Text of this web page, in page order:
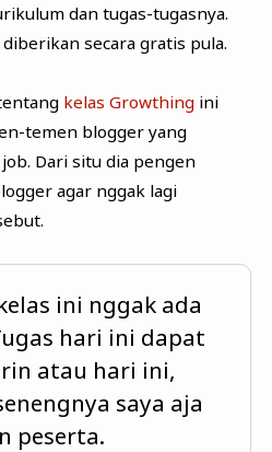
dan tugas-tugasnya.
secara gratis pula.
kelas Growthing ini
temen blogger yang
Dari situ dia pengen
agar nggak lagi
ini nggak ada
hari ini dapat
atau hari ini,
saya aja
peserta.